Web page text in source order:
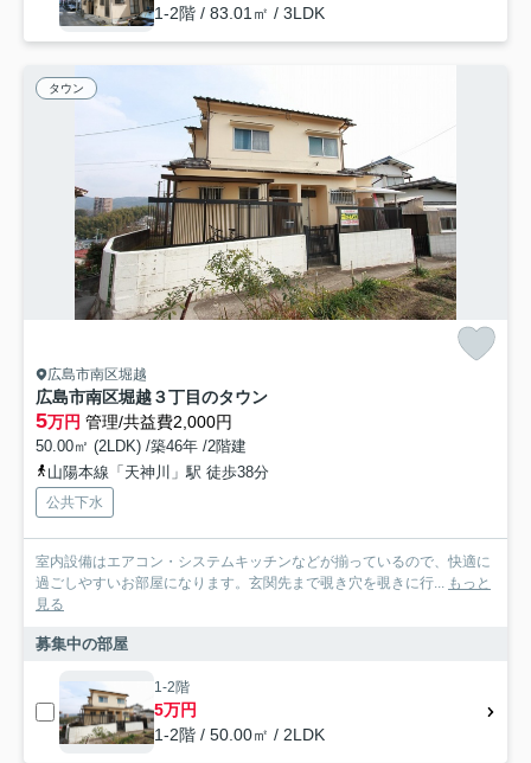
1-2階 / 83.01㎡ / 3LDK
タウン
広島市南区堀越
広島市南区堀越３丁目のタウン
5万円 管理/共益費2,000円
50.00㎡ (2LDK) /築46年 /2階建
山陽本線「天神川」駅 徒歩38分
公共下水
室内設備はエアコン・システムキッチンなどが揃っているので、快適に
過ごしやすいお部屋になります。玄関先まで覗き穴を覗きに行... もっと
見る
募集中の部屋
1-2階
5万円
1-2階 / 50.00㎡ / 2LDK